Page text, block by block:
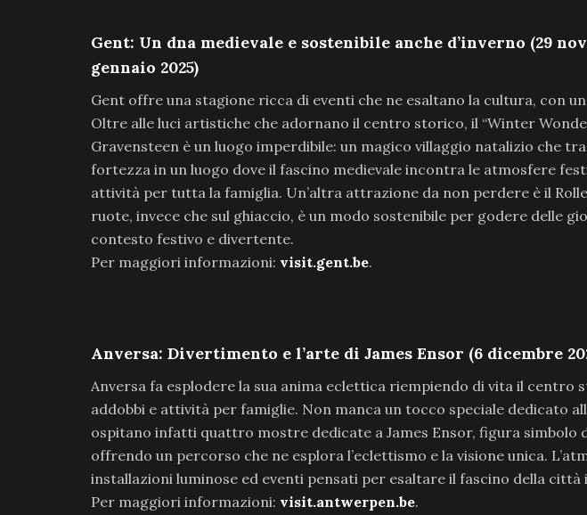
Gent: Un dna medievale e sostenibile anche d’inverno (29
gennaio 2025)
Gent offre una stagione ricca di eventi che ne esaltano la cultura, con
Oltre alle luci artistiche che adornano il centro storico, il “Winter
Gravensteen è un luogo imperdibile: un magico villaggio natalizio che
fortezza in un luogo dove il fascino medievale incontra le atmosfere
attività per tutta la famiglia. Un’altra attrazione da non perdere è il
ruote, invece che sul ghiaccio, è un modo sostenibile per godere delle
contesto festivo e divertente.
Per maggiori informazioni: visit.gent.be.
Anversa: Divertimento e l’arte di James Ensor (6 dicembre
Anversa fa esplodere la sua anima eclettica riempiendo di vita il centro
addobbi e attività per famiglie. Non manca un tocco speciale dedicato
ospitano infatti quattro mostre dedicate a James Ensor, figura simbolo
offrendo un percorso che ne esplora l’eclettismo e la visione unica.
installazioni luminose ed eventi pensati per esaltare il fascino della città
Per maggiori informazioni: visit.antwerpen.be.